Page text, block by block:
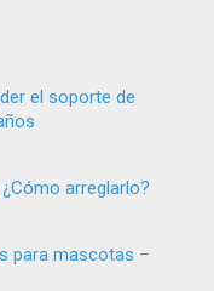
el soporte de
arreglarlo?
para mascotas –